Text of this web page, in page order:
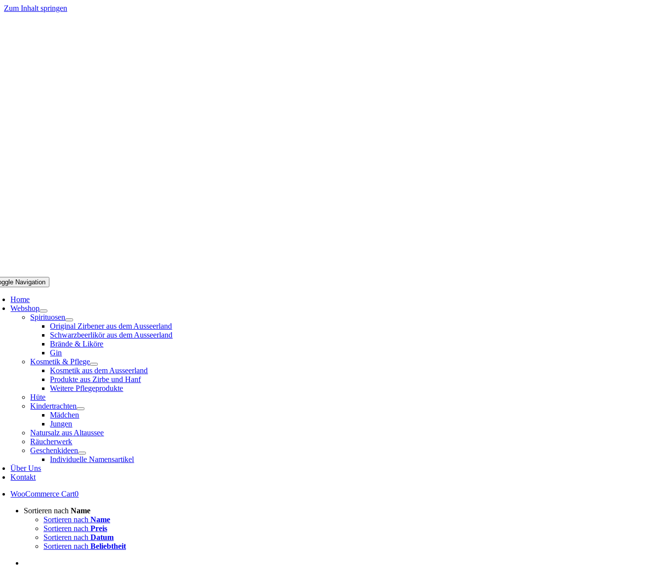
Zum Inhalt springen
Navigation
Home
Webshop
Spirituosen
Original Zirbener aus dem Ausseerland
Schwarzbeerlikör aus dem Ausseerland
Brände & Liköre
Gin
Kosmetik & Pflege
Kosmetik aus dem Ausseerland
Produkte aus Zirbe und Hanf
Weitere Pflegeprodukte
Hüte
Kindertrachten
Mädchen
Jungen
Natursalz aus Altaussee
Räucherwerk
Geschenkideen
Individuelle Namensartikel
Über Uns
Kontakt
WooCommerce Cart0
Sortieren nach Name
Sortieren nach Name
Sortieren nach Preis
Sortieren nach Datum
Sortieren nach Beliebtheit